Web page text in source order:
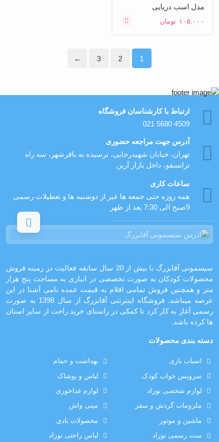
مدل اسب دریایی
۱۰۵,۰۰۰ تومان
1
2
3
←
ارتباط با کارشناسان فروشگاه
021 5680 4509
آدرس جهت مراجعه حضوری
تهران، خيابان شهيدرجايى، نرسیده به باقرشهر، سه راه
ترانسفو، داخل بازار آرین
ساعات کاری
همه روزه حتی جمعه ها غیر از دوشنبه ها و تعطیلات رسمی
9صبح الی 7:30 بعد از ظهر
سیسمونی آقابزرگ با بیش از 20 سال سابقه فعالیت در زمینه فروش
محصولات کودکان به صورت تخصصی در انباری به مساحت پنج هزار
متر و همچنین فروش تمامی اقلام به قیمت عمده نامی آشنا در این
عرصه میباشد. فروشگاه اینترنتی آقابزرگ از سال 1398 به صورت
رسمی آغاز به کار کرد تا کمکی در راستای خرید راحت از سایر استان
ها کرده باشد.
دسته بندی محصولات
اسباب بازی بهداشت و حمام
سرویس خواب کودک لباس و پوشاک
لوازم شخصی نوزاد لوازم غذاخوری
ملزومات گردش و سفر مینی واش
ماشین و موتور محصولات بادی
ست رسمی نوزاد لباس راحتی نوزاد